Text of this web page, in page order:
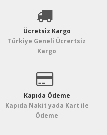
Ücretsiz Kargo
Türkiye Geneli Ücrertsiz
Kargo
Kapıda Ödeme
Kapıda Nakit yada Kart ile
Ödeme